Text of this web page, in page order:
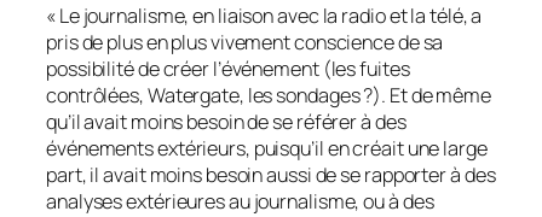
« Le journalisme, en liaison avec la radio et la télé, a
pris de plus en plus vivement conscience de sa
possibilité de créer l’événement (les fuites
contrôlées, Watergate, les sondages ?). Et de même
qu’il avait moins besoin de se référer à des
événements extérieurs, puisqu’il en créait une large
part, il avait moins besoin aussi de se rapporter à des
analyses extérieures au journalisme, ou à des